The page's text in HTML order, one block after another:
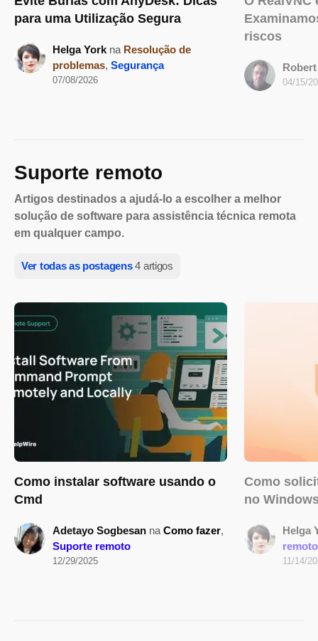
para uma Utilização Segura
Helga York na Resolução de
problemas, Segurança
07/08/2026
riscos
04/15/
Suporte remoto
Artigos destinados a ajudá-lo a escolher a melhor
solução de software para assistência técnica remota
em qualquer campo.
Ver todas as postagens 4 artigos
Como instalar software usando o
Cmd
Adetayo Sogbesan na Como fazer,
Suporte remoto
12/29/2025
Como
no
Helga
remoto
11/14/